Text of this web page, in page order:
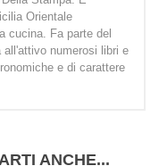
Orientale
cucina. Fa parte del
numerosi libri e
e di carattere
ANCHE...